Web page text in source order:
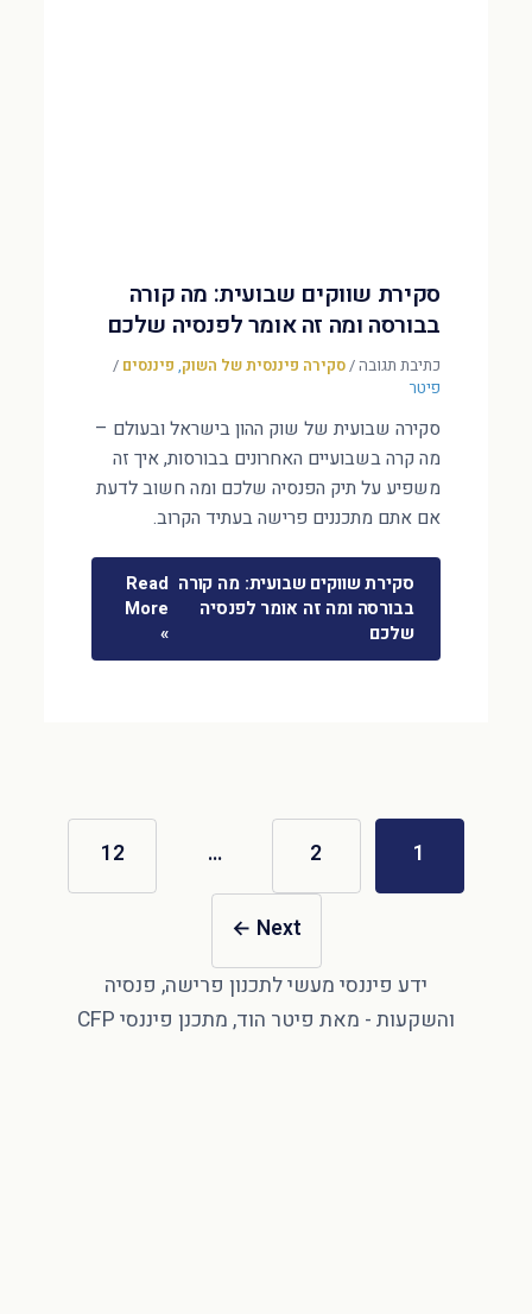
סקירת שווקים שבועית: מה קורה
בבורסה ומה זה אומר לפנסיה שלכם
כתיבת תגובה/סקירה פיננסית של השוק, פיננסים /
פיטר
סקירה שבועית של שוק ההון בישראל ובעולם –
מה קרה בשבועיים האחרונים בבורסות, איך זה
משפיע על תיק הפנסיה שלכם ומה חשוב לדעת
אם אתם מתכננים פרישה בעתיד הקרוב.
סקירת שווקים שבועית: מה קורה
בבורסה ומה זה אומר לפנסיה
שלכם
Read
More
»
1
2
…
12
Next
←